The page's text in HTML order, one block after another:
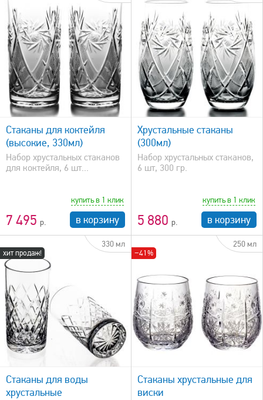
Стаканы для коктейля
(высокие, 330мл)
Набор хрустальных стаканов
для коктейля, 6 шт...
7 495
купить в 1 клик
в корзину
быстрый просмотр
Хрустальные стаканы
(300мл)
Набор хрустальных стаканов,
6 шт, 300 гр.
5 880
купить в 1 клик
в корзину
хит продаж!
330 мл
Стаканы для воды
хрустальные
−41%
250 мл
быстрый просмотр
Стаканы хрустальные для
виски